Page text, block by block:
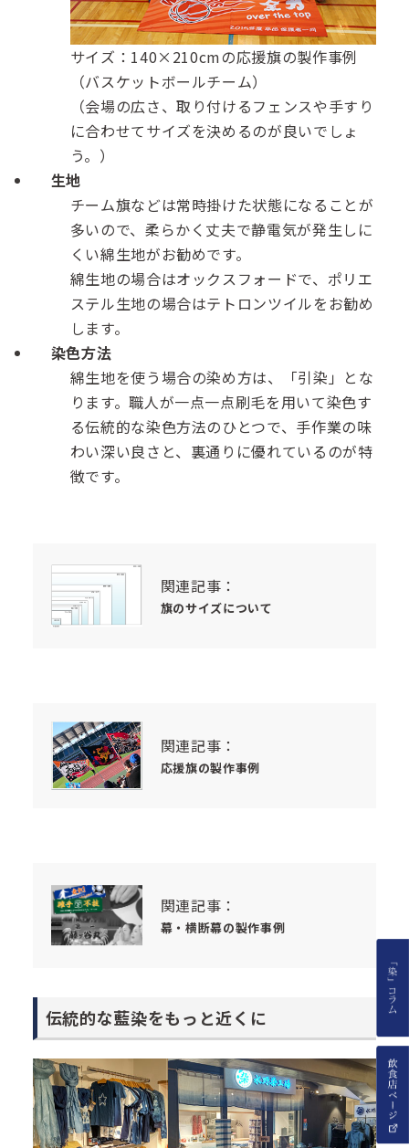
サイズ：140×210cmの応援旗の製作事例
（バスケットボールチーム）
（会場の広さ、取り付けるフェンスや手すり
に合わせてサイズを決めるのが良いでしょ
う。）
生地
チーム旗などは常時掛けた状態になることが
多いので、柔らかく丈夫で静電気が発生しに
くい綿生地がお勧めです。
綿生地の場合はオックスフォードで、ポリエ
ステル生地の場合はテトロンツイルをお勧め
します。
染色方法
綿生地を使う場合の染め方は、「引染」とな
ります。職人が一点一点刷毛を用いて染色す
る伝統的な染色方法のひとつで、手作業の味
わい深い良さと、裏通りに優れているのが特
徴です。
関連記事：
旗のサイズについて
関連記事：
応援旗の製作事例
関連記事：
幕・横断幕の製作事例
伝統的な藍染をもっと近くに